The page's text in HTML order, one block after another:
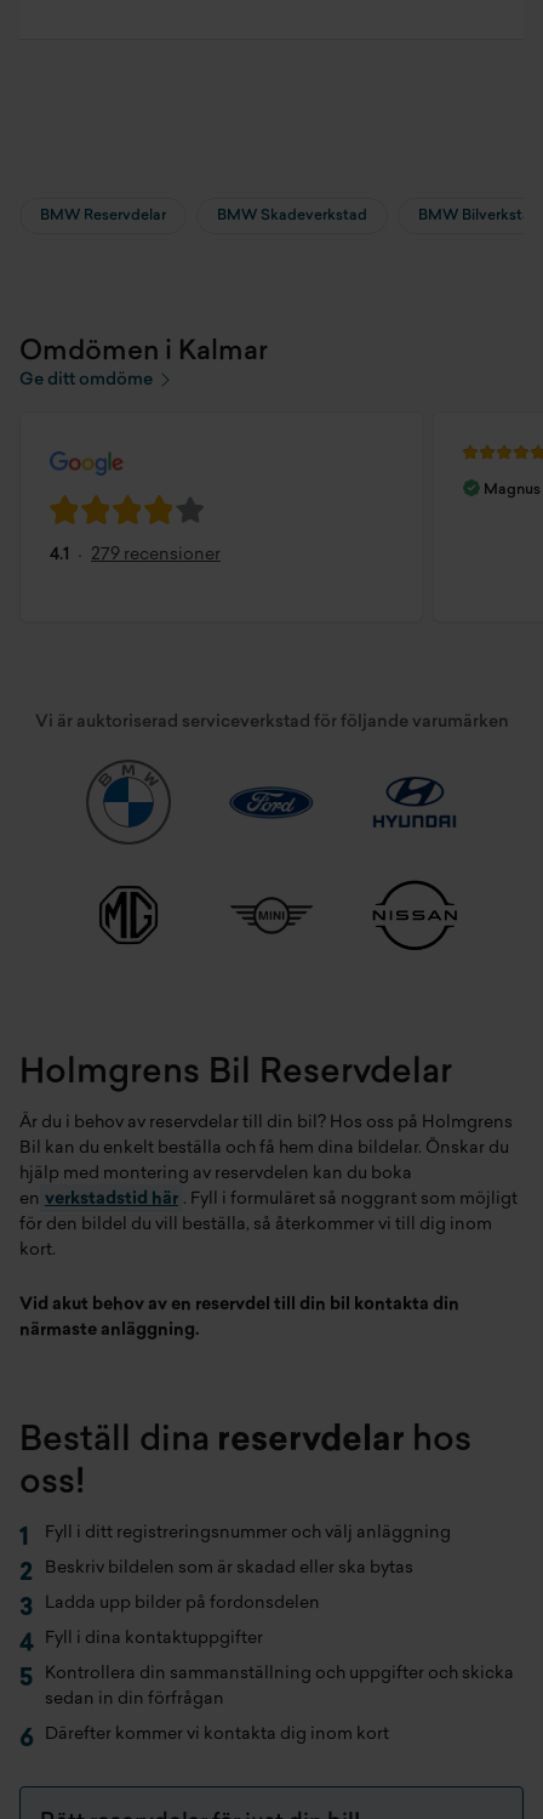
BMW Reservdelar BMW Skadeverkstad BMW Bilverkstad
Omdömen i Kalmar
Ge ditt omdöme
4.1 279 recensioner
Vi är auktoriserad serviceverkstad för följande varumärken
Holmgrens Bil Reservdelar
Är du i behov av reservdelar till din bil? Hos oss på Holmgrens
Bil kan du enkelt beställa och få hem dina bildelar. Önskar du
hjälp med montering av reservdelen kan du boka
en verkstadstid här . Fyll i formuläret så noggrant som möjligt
för den bildel du vill beställa, så återkommer vi till dig inom
kort.
Vid akut behov av en reservdel till din bil kontakta din
närmaste anläggning.
Beställ dina reservdelar hos
oss!
Fyll i ditt registreringsnummer och välj anläggning
Beskriv bildelen som är skadad eller ska bytas
Ladda upp bilder på fordonsdelen
Fyll i dina kontaktuppgifter
Kontrollera din sammanställning och uppgifter och skicka
sedan in din förfrågan
Därefter kommer vi kontakta dig inom kort